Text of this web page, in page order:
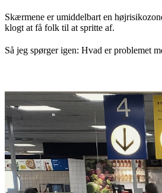
Skærmene er umiddelbart en
klogt at få folk til at spritte af.
Så jeg spørger igen: Hvad er problemet